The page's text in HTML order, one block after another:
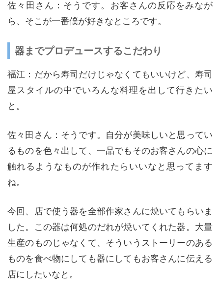
佐々田さん：そうです。お客さんの反応をみなが
ら、そこが一番僕が好きなところです。
器までプロデュースするこだわり
福江：だから寿司だけじゃなくてもいいけど、寿司
屋スタイルの中でいろんな料理を出して行きたい
と。
佐々田さん：そうです。自分が美味しいと思ってい
るものを色々出して、一品でもそのお客さんの心に
触れるようなものが作れたらいいなと思ってます
ね。
今回、店で使う器を全部作家さんに焼いてもらいま
した。この器は何処のだれが焼いてくれた器。大量
生産のものじゃなくて、そういうストーリーのある
ものを食べ物にしても器にしてもお客さんに伝える
店にしたいなと。